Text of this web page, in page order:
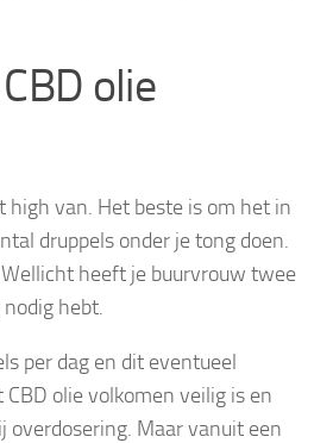
olie
van. Het beste is om het in
druppels onder je tong doen.
heeft je buurvrouw twee
hebt.
per dag en dit eventueel
olie volkomen veilig is en
overdosering. Maar vanuit een